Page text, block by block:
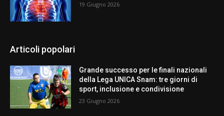
19 Giugno 2026
Articoli popolari
Grande successo per le finali nazionali
della Lega UNICA Snam: tre giorni di
sport, inclusione e condivisione
23 Giugno 2026